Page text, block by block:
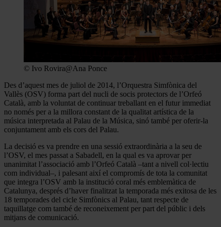
© Ivo Rovira@Ana Ponce
Des d’aquest mes de juliol de 2014, l’Orquestra Simfònica del
Vallès (OSV) forma part del nucli de socis protectors de l’Orfeó
Català, amb la voluntat de continuar treballant en el futur immediat
no només per a la millora constant de la qualitat artística de la
música interpretada al Palau de la Música, sinó també per oferir-la
conjuntament amb els cors del Palau.
La decisió es va prendre en una sessió extraordinària a la seu de
l’OSV, el mes passat a Sabadell, en la qual es va aprovar per
unanimitat l’associació amb l’Orfeó Català –tant a nivell col·lectiu
com individual–, i palesant així el compromís de tota la comunitat
que integra l’OSV amb la institució coral més emblemàtica de
Catalunya, després d’haver finalitzat la temporada més exitosa de les
18 temporades del cicle Simfònics al Palau, tant respecte de
taquillatge com també de reconeixement per part del públic i dels
mitjans de comunicació.